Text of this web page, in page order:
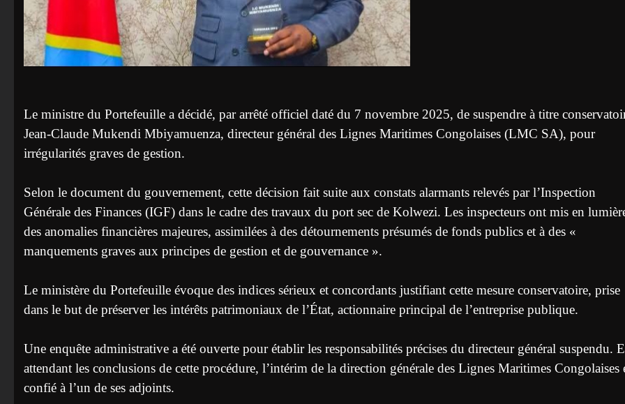
‎Le ministre du Portefeuille a décidé, par arrêté officiel daté du 7 novembre 2025, de suspendre à titre
Jean-Claude Mukendi Mbiyamuenza, directeur général des Lignes Maritimes Congolaises (LMC SA), pour
irrégularités graves de gestion.
‎Selon le document du gouvernement, cette décision fait suite aux constats alarmants relevés par l’Inspection
Générale des Finances (IGF) dans le cadre des travaux du port sec de Kolwezi. Les inspecteurs ont mis en
des anomalies financières majeures, assimilées à des détournements présumés de fonds publics et à des «
manquements graves aux principes de gestion et de gouvernance ».
‎Le ministère du Portefeuille évoque des indices sérieux et concordants justifiant cette mesure conservatoire, prise
dans le but de préserver les intérêts patrimoniaux de l’État, actionnaire principal de l’entreprise publique.
‎Une enquête administrative a été ouverte pour établir les responsabilités précises du directeur général suspendu.
attendant les conclusions de cette procédure, l’intérim de la direction générale des Lignes Maritimes Congolaises
confié à l’un de ses adjoints.